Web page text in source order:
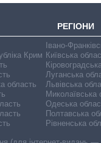
РЕГІОНИ
Крим
область
Івано-
Київська
Луганська
Львівська
Миколаївська
Одеська
Полтавська
Рівненська